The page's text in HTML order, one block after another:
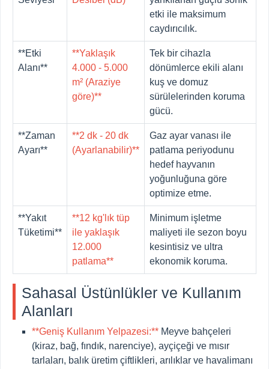
etki ile maksimum
caydırıcılık.
**Etki
Alanı**
**Yaklaşık
4.000 - 5.000
m² (Araziye
göre)**
Tek bir cihazla
dönümlerce ekili alanı
kuş ve domuz
sürülelerinden koruma
gücü.
**Zaman
Ayarı**
**2 dk - 20 dk
(Ayarlanabilir)**
Gaz ayar vanası ile
patlama periyodunu
hedef hayvanın
yoğunluğuna göre
optimize etme.
**Yakıt
Tüketimi**
**12 kg'lık tüp
ile yaklaşık
12.000
patlama**
Minimum işletme
maliyeti ile sezon boyu
kesintisiz ve ultra
ekonomik koruma.
Sahasal Üstünlükler ve Kullanım
Alanları
**Geniş Kullanım Yelpazesi:** Meyve bahçeleri
(kiraz, bağ, fındık, narenciye), ayçiçeği ve mısır
tarlaları, balık üretim çiftlikleri, arılıklar ve havalimanı